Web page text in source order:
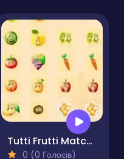
Tutti Frutti Match Game - Matching Puzzle
0 (0 Голосів)